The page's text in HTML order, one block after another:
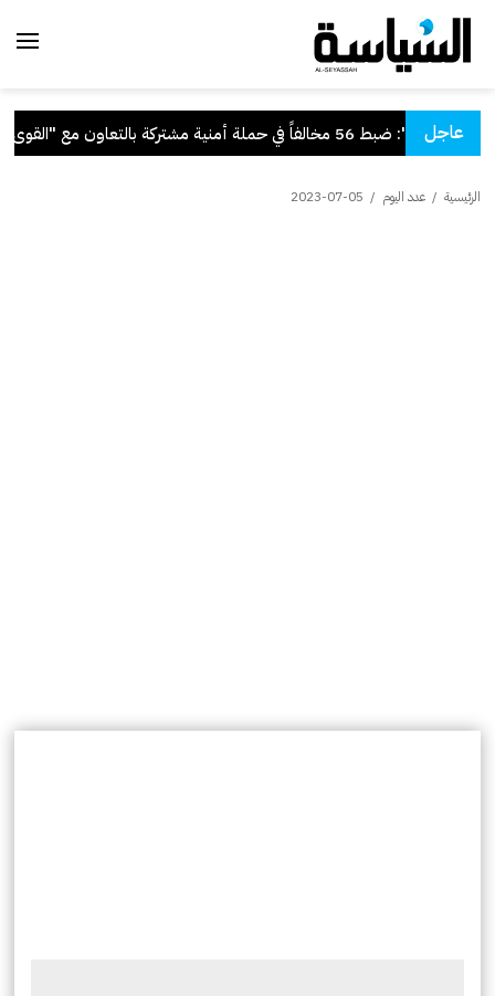
عاجل
"الداخلية": ضبط 56 مخالفاً في حملة أمنية مشتركة بالتعاون مع "القوى العاملة"
الرئيسية / عدد اليوم /
2023-07-05